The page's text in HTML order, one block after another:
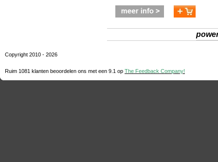
Copyright 2010 - 2026
Ruim 1081 klanten beoordelen ons met een 9.1 op The Feedback Company!